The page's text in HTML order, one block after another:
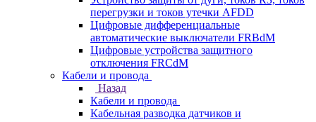
перегрузки и токов утечки AFDD
Цифровые дифференциальные
автоматические выключатели FRBdM
Цифровые устройства защитного
отключения FRCdM
Кабели и провода
Назад
Кабели и провода
Кабельная разводка датчиков и